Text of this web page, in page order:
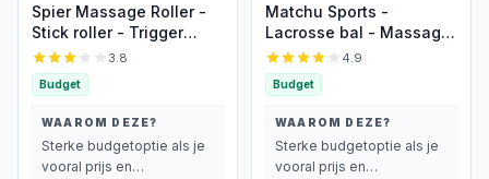
Spier Massage Roller -
Stick roller - Trigger
Point - Vermindering
Spierpijn - Verkleefde
Spieren - Kramp en
Stijfheid - Blauw
3.8
Budget
WAAROM DEZE?
Sterke budgetoptie als je
vooral prijs en
Matchu Sports -
Lacrosse bal - Massage
bal - Massage roller -
Zelfmassage - Fitness -
Zwart - Ø 6 cm
4.9
Budget
WAAROM DEZE?
Sterke budgetoptie als je
vooral prijs en